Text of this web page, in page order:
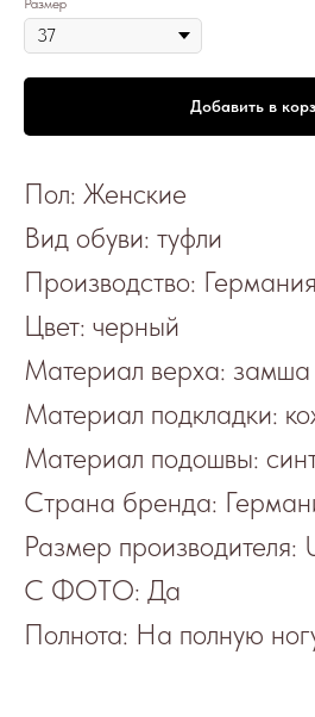
Размер
Добавить в
Пол: Женские
Вид обуви: туфли
Производство: Германия
Цвет: черный
Материал верха: замша
Материал подкладки:
Материал подошвы:
Страна бренда:
Размер производителя:
С ФОТО: Да
Полнота: На полную